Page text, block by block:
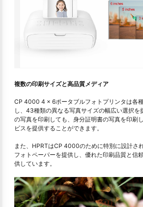
複数の印刷サイズと高品質メディア
CP 4000 4 x 6ポータブルフォトプリンタは各
し、43種類の異なる写真サイズの幅広い選択を
の写真を印刷しても、身分証明書の写真を印刷
ビスを提供することができます。
また、HPRTはCP 4000のために特別に設計さ
フォトペーパーを提供し、優れた印刷品質と信
供しています。